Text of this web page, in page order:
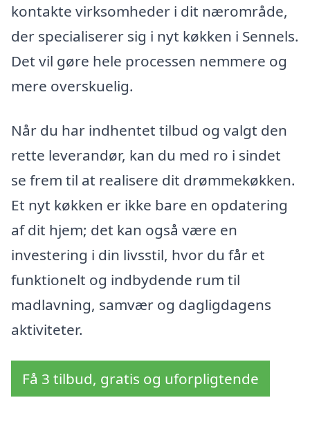
kontakte virksomheder i dit nærområde,
der specialiserer sig i nyt køkken i Sennels.
Det vil gøre hele processen nemmere og
mere overskuelig.
Når du har indhentet tilbud og valgt den
rette leverandør, kan du med ro i sindet
se frem til at realisere dit drømmekøkken.
Et nyt køkken er ikke bare en opdatering
af dit hjem; det kan også være en
investering i din livsstil, hvor du får et
funktionelt og indbydende rum til
madlavning, samvær og dagligdagens
aktiviteter.
Få 3 tilbud, gratis og uforpligtende